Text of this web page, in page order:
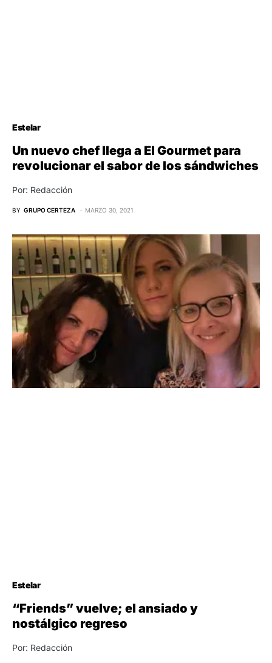
Estelar
Un nuevo chef llega a El Gourmet para
revolucionar el sabor de los sándwiches
Por: Redacción
BY GRUPO CERTEZA MARZO 30, 2021
Estelar
“Friends” vuelve; el ansiado y
nostálgico regreso
Por: Redacción